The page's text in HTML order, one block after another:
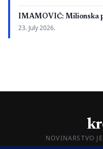
IMAMOVIĆ: Milionska
23. July 2026.
NOVINARSTVO